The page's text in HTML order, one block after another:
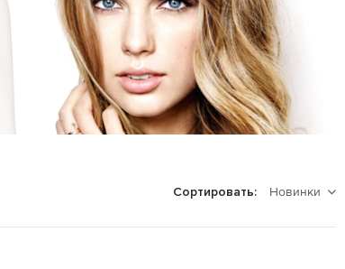
Сортировать: Новинки